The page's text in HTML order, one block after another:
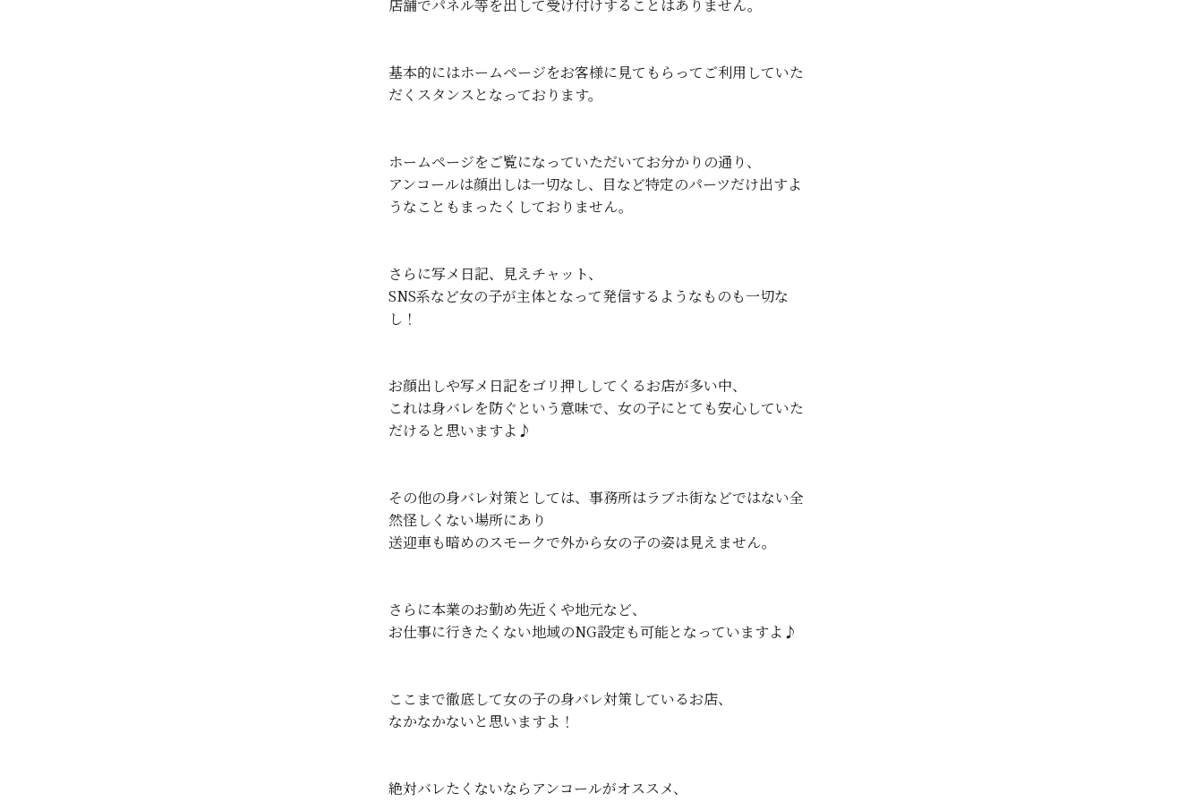
店舗でパネル等を出して受け付けすることはありません。
基本的にはホームページをお客様に見てもらってご利用していた
だくスタンスとなっております。
ホームページをご覧になっていただいてお分かりの通り、
アンコールは顔出しは一切なし、目など特定のパーツだけ出すよ
うなこともまったくしておりません。
さらに写メ日記、見えチャット、
SNS系など女の子が主体となって発信するようなものも一切な
し！
お顔出しや写メ日記をゴリ押ししてくるお店が多い中、
これは身バレを防ぐという意味で、女の子にとても安心していた
だけると思いますよ♪
その他の身バレ対策としては、事務所はラブホ街などではない全
然怪しくない場所にあり
送迎車も暗めのスモークで外から女の子の姿は見えません。
さらに本業のお勤め先近くや地元など、
お仕事に行きたくない地域のNG設定も可能となっていますよ♪
ここまで徹底して女の子の身バレ対策しているお店、
なかなかないと思いますよ！
絶対バレたくないならアンコールがオススメ、